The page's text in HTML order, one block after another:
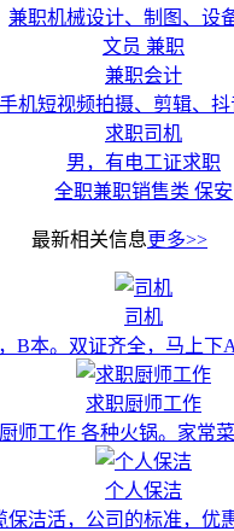
兼职机械设计、制图、设
文员 兼职
兼职会计
手机短视频拍摄、剪辑、
求职司机
男，有电工证求职
全职兼职销售类 保安
最新相关信息更多>>
司机
B本。双证齐全，马上下
求职厨师工作
师工作 各种火锅。家常
个人保洁
保洁活，公司的标准，优